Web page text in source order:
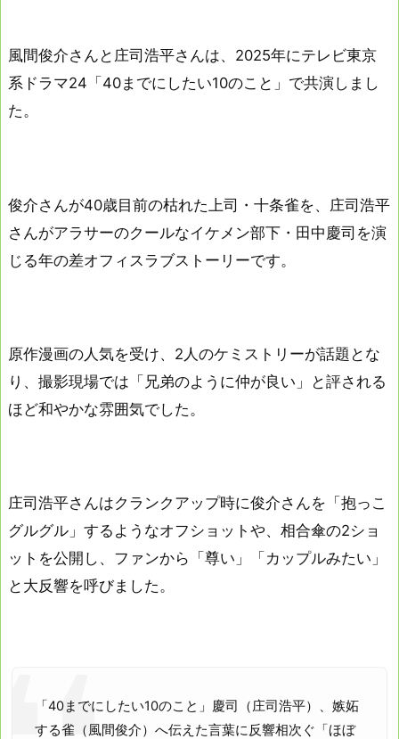
風間俊介さんと庄司浩平さんは、2025年にテレビ東京
系ドラマ24「40までにしたい10のこと」で共演しまし
た。
俊介さんが40歳目前の枯れた上司・十条雀を、庄司浩平
さんがアラサーのクールなイケメン部下・田中慶司を演
じる年の差オフィスラブストーリーです。
原作漫画の人気を受け、2人のケミストリーが話題とな
り、撮影現場では「兄弟のように仲が良い」と評される
ほど和やかな雰囲気でした。
庄司浩平さんはクランクアップ時に俊介さんを「抱っこ
グルグル」するようなオフショットや、相合傘の2ショ
ットを公開し、ファンから「尊い」「カップルみたい」
と大反響を呼びました。
「40までにしたい10のこと」慶司（庄司浩平）、嫉妬
する雀（風間俊介）へ伝えた言葉に反響相次ぐ「ほぼ